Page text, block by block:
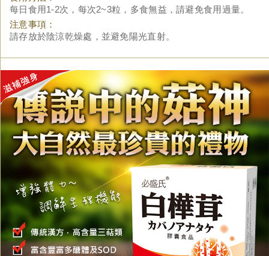
每日食用1-2次，每次2~3粒，多食無益，請避免食用過量。
注意事項：
請存放於陰涼乾燥處，並避免陽光直射。